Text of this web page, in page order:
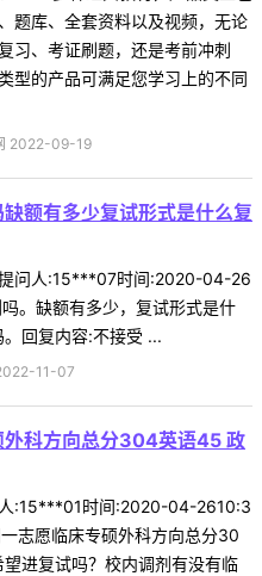
题库、全套资料以及视频，无论
习、考证刷题，还是考前冲刺
型的产品可满足您学习上的不同
2022-09-19
额有多少复试形式是什么复
问人:15***07时间:2020-04-26
。缺额有多少，复试形式是什
回复内容:不接受 ...
11-07
外科方向总分304英语45 政
:15***01时间:2020-04-2610:3
志愿临床专硕外科方向总分30
进复试吗？校内调剂有没有临